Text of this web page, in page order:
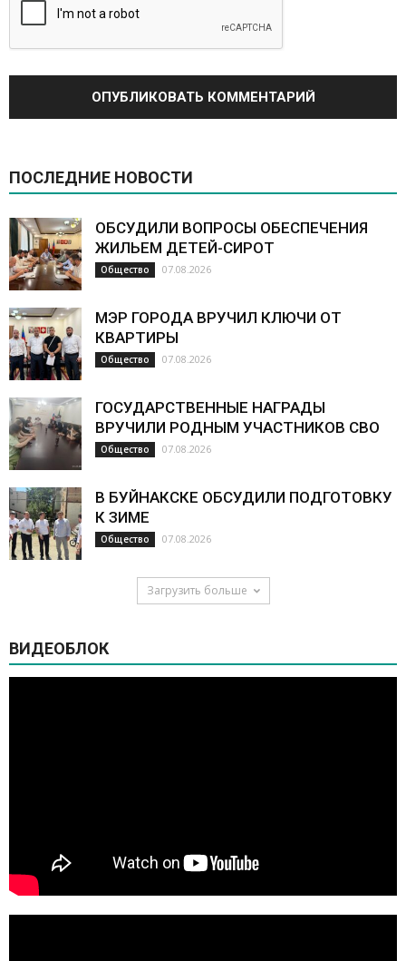
ПОСЛЕДНИЕ НОВОСТИ
ОБСУДИЛИ ВОПРОСЫ ОБЕСПЕЧЕНИЯ
ЖИЛЬЕМ ДЕТЕЙ-СИРОТ
Общество 07.08.2026
МЭР ГОРОДА ВРУЧИЛ КЛЮЧИ ОТ
КВАРТИРЫ
Общество 07.08.2026
ГОСУДАРСТВЕННЫЕ НАГРАДЫ
ВРУЧИЛИ РОДНЫМ УЧАСТНИКОВ СВО
Общество 07.08.2026
В БУЙНАКСКЕ ОБСУДИЛИ ПОДГОТОВКУ
К ЗИМЕ
Общество 07.08.2026
Загрузить больше
ВИДЕОБЛОК